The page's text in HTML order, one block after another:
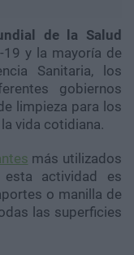
de la Salud
19 y la mayoría de
Sanitaria, los
gobiernos
limpieza para los
vida cotidiana.
más utilizados
esta actividad es
o manilla de
las superficies